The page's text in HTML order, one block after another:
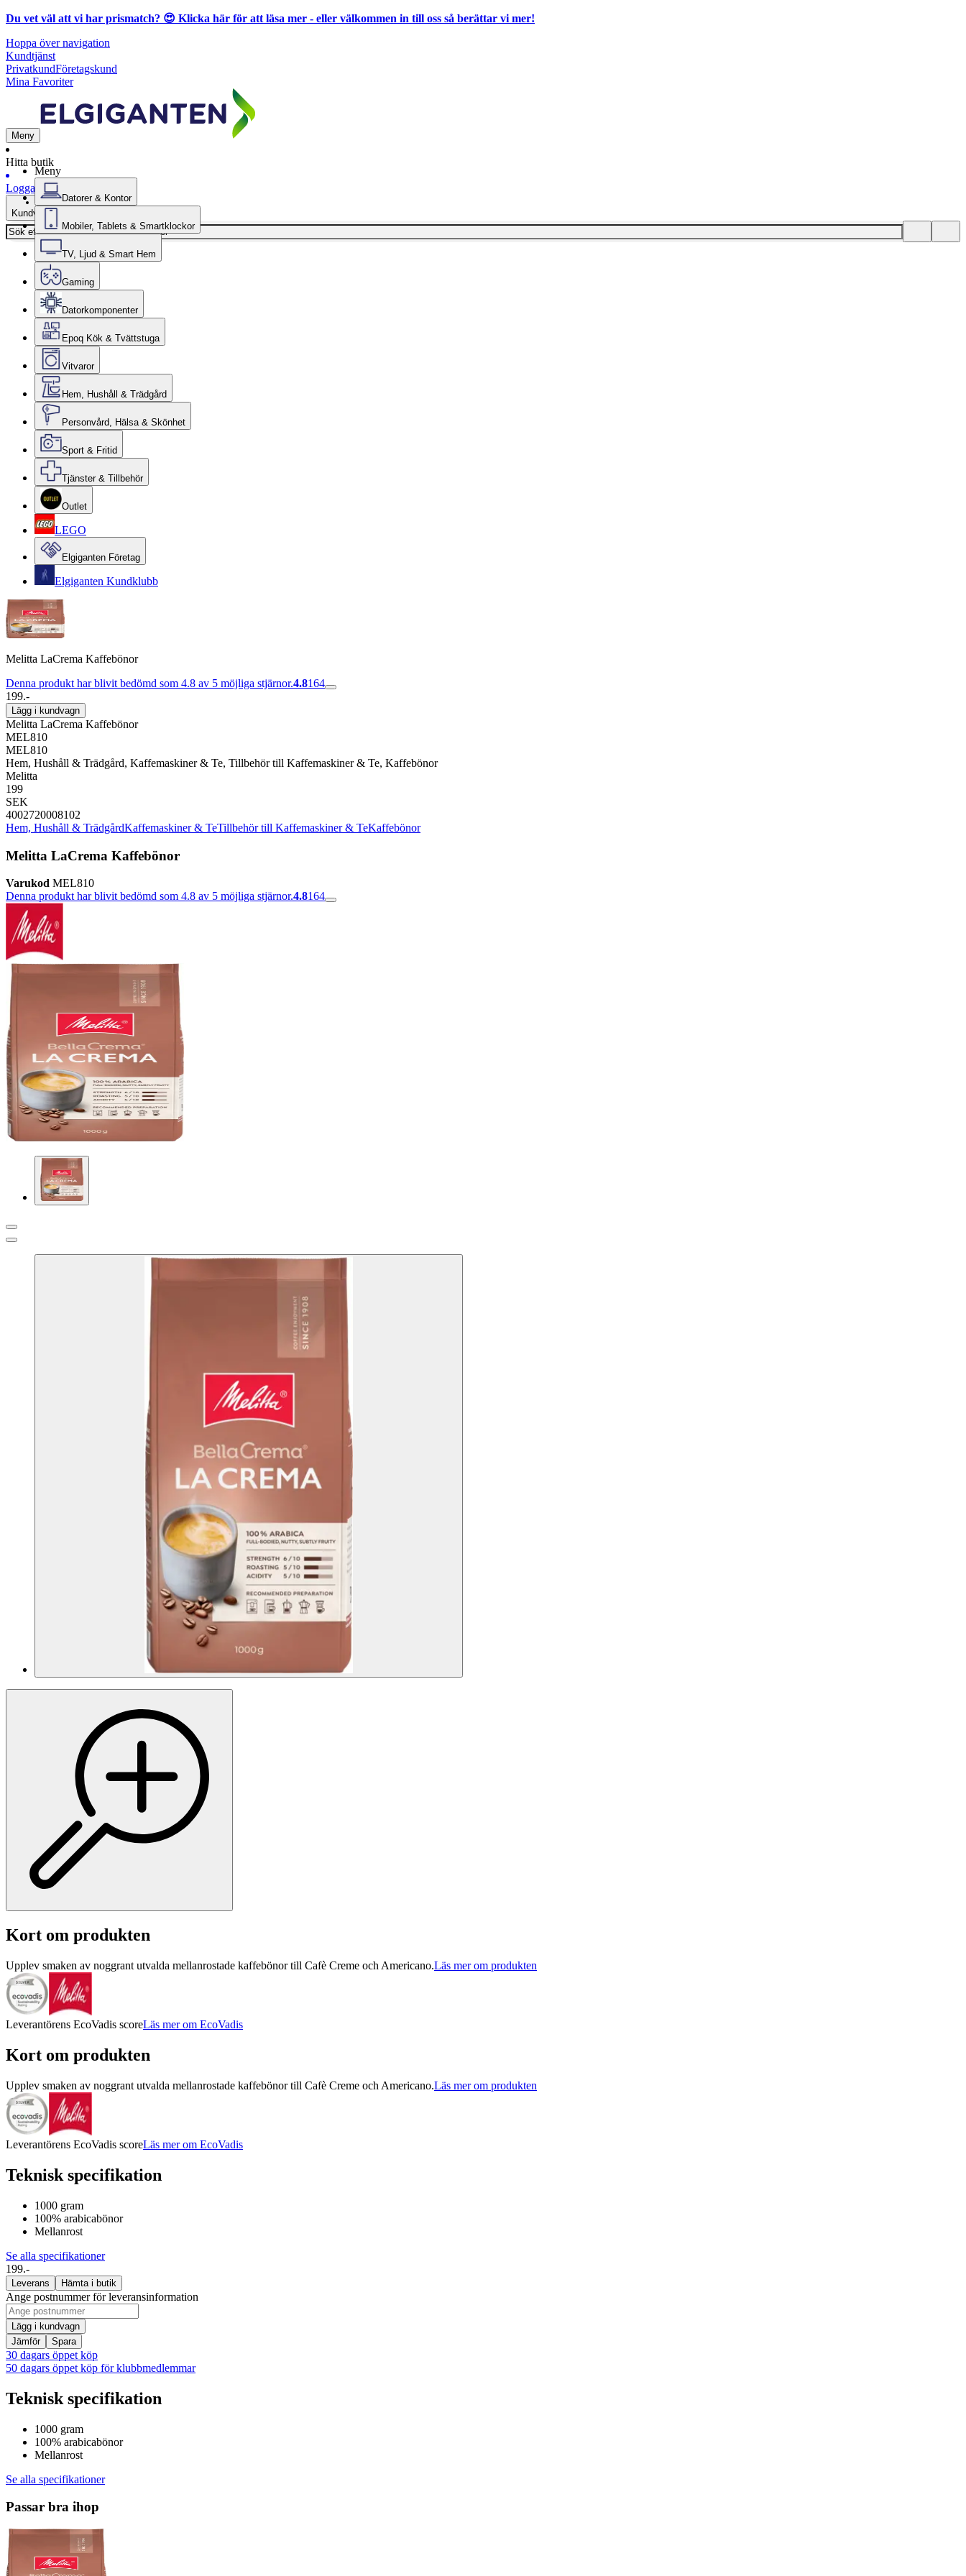
Du vet väl att vi har prismatch? 😍 Klicka här för att läsa mer - eller välkommen in till oss så berättar vi mer!
Hoppa över navigation
Kundtjänst
PrivatkundFöretagskund
Mina Favoriter
Meny
Hitta butik
Logga in
Kundvagn
Meny
Datorer & Kontor
Mobiler, Tablets & Smartklockor
TV, Ljud & Smart Hem
Gaming
Datorkomponenter
Epoq Kök & Tvättstuga
Vitvaror
Hem, Hushåll & Trädgård
Personvård, Hälsa & Skönhet
Sport & Fritid
Tjänster & Tillbehör
Outlet
LEGO
Elgiganten Företag
Elgiganten Kundklubb
Melitta LaCrema Kaffebönor
Denna produkt har blivit bedömd som 4.8 av 5 möjliga stjärnor.4.8164
199.-
Lägg i kundvagn
Melitta LaCrema Kaffebönor
MEL810
MEL810
Hem, Hushåll & Trädgård, Kaffemaskiner & Te, Tillbehör till Kaffemaskiner & Te, Kaffebönor
Melitta
199
SEK
4002720008102
Hem, Hushåll & TrädgårdKaffemaskiner & TeTillbehör till Kaffemaskiner & TeKaffebönor
Melitta LaCrema Kaffebönor
Varukod MEL810
Denna produkt har blivit bedömd som 4.8 av 5 möjliga stjärnor.4.8164
Kort om produkten
Upplev smaken av noggrant utvalda mellanrostade kaffebönor till Cafè Creme och Americano.Läs mer om produkten
Leverantörens EcoVadis scoreLäs mer om EcoVadis
Kort om produkten
Upplev smaken av noggrant utvalda mellanrostade kaffebönor till Cafè Creme och Americano.Läs mer om produkten
Leverantörens EcoVadis scoreLäs mer om EcoVadis
Teknisk specifikation
1000 gram
100% arabicabönor
Mellanrost
Se alla specifikationer
199.-
Leverans Hämta i butik
Ange postnummer för leveransinformation
Lägg i kundvagn
Jämför
Spara
30 dagars öppet köp
50 dagars öppet köp för klubbmedlemmar
Teknisk specifikation
1000 gram
100% arabicabönor
Mellanrost
Se alla specifikationer
Passar bra ihop